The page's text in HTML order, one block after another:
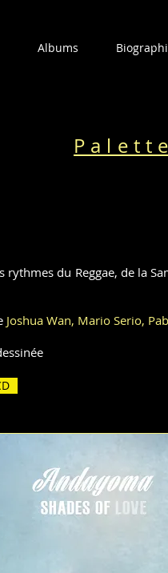
Albums
rythmes du Reggae, de la
Joshua Wan, Mario Serio,